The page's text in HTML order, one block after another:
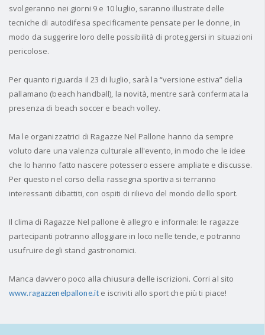
svolgeranno nei giorni 9 e 10 luglio, saranno illustrate delle
tecniche di autodifesa specificamente pensate per le donne, in
modo da suggerire loro delle possibilità di proteggersi in situazioni
pericolose.
Per quanto riguarda il 23 di luglio, sarà la “versione estiva” della
pallamano (beach handball), la novità, mentre sarà confermata la
presenza di beach soccer e beach volley.
Ma le organizzatrici di Ragazze Nel Pallone hanno da sempre
voluto dare una valenza culturale all'evento, in modo che le idee
che lo hanno fatto nascere potessero essere ampliate e discusse.
Per questo nel corso della rassegna sportiva si terranno
interessanti dibattiti, con ospiti di rilievo del mondo dello sport.
Il clima di Ragazze Nel pallone è allegro e informale: le ragazze
partecipanti potranno alloggiare in loco nelle tende, e potranno
usufruire degli stand gastronomici.
Manca davvero poco alla chiusura delle iscrizioni. Corri al sito
www.ragazzenelpallone.it e iscriviti allo sport che più ti piace!